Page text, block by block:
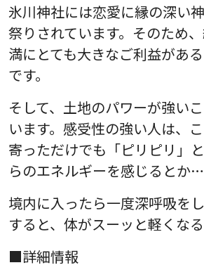
氷川神社には恋愛に縁の深い
祭りされています。そのため
満にとても大きなご利益があ
です。
そして、土地のパワーが強い
います。感受性の強い人は、
寄っただけでも「ピリピリ」
らのエネルギーを感じるとか…
境内に入ったら一度深呼吸をし
すると、体がスーッと軽くな
■詳細情報